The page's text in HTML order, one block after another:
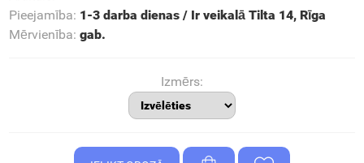
Pieejamība: 1-3 darba dienas / Ir veikalā Tilta 14, Rīga
Mērvienība: gab.
Izmērs: